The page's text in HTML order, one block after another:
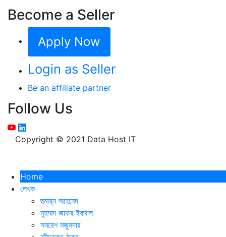
Become a Seller
Apply Now
Login as Seller
Be an affiliate partner
Follow Us
Copyright © 2021 Data Host IT
Home
লেখক
হুমায়ূন আহমেদ
মুহম্মদ জাফর ইকবাল
সমরেশ মজুমদার